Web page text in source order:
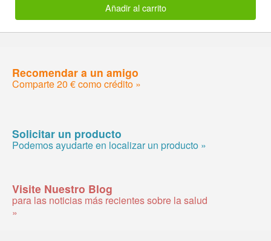
Añadir al carrito
Recomendar a un amigo
Comparte 20 € como crédito »
Solicitar un producto
Podemos ayudarte en localizar un producto »
Visite Nuestro Blog
para las noticias más recientes sobre la salud
»